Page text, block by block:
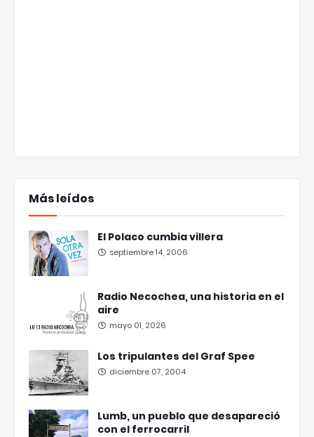
Más leídos
El Polaco cumbia villera
septiembre 14, 2006
Radio Necochea, una historia en el
aire
mayo 01, 2026
Los tripulantes del Graf Spee
diciembre 07, 2004
Lumb, un pueblo que desapareció
con el ferrocarril